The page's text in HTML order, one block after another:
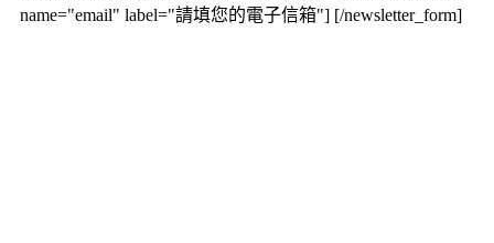
name="email" label="請填您的電子信箱"] [/newsletter_form]